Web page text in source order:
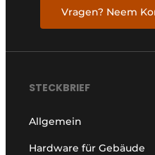
Vragen? Neem
STECKBRIEF
Allgemein
Hardware für Gebäude